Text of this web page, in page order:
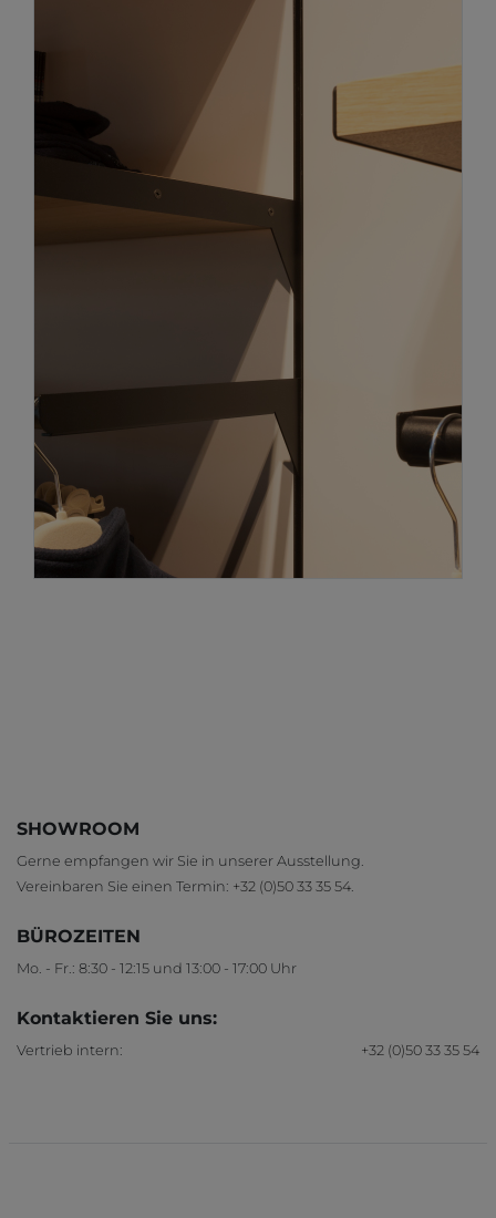
SHOWROOM
Gerne empfangen wir Sie in unserer Ausstellung.
Vereinbaren Sie einen Termin: +32 (0)50 33 35 54.
BÜROZEITEN
Mo. - Fr.: 8:30 - 12:15 und 13:00 - 17:00 Uhr
Kontaktieren Sie uns:
Vertrieb intern: +32 (0)50 33 35 54